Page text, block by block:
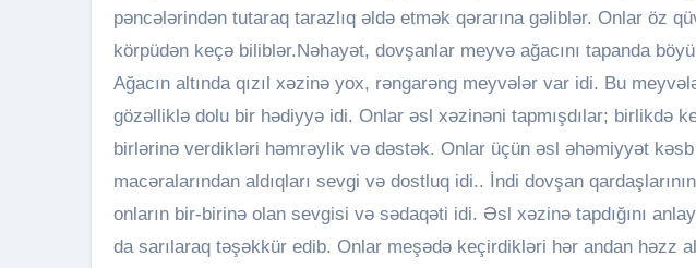
pəncələrindən tutaraq tarazlıq əldə etmək qərarına gəliblər. Onlar öz
körpüdən keçə biliblər.Nəhayət, dovşanlar meyvə ağacını tapanda
Ağacın altında qızıl xəzinə yox, rəngarəng meyvələr var idi. Bu
gözəlliklə dolu bir hədiyyə idi. Onlar əsl xəzinəni tapmışdılar; birlikdə
birlərinə verdikləri həmrəylik və dəstək. Onlar üçün əsl əhəmiyyət
macəralarından aldıqları sevgi və dostluq idi.. İndi dovşan
onların bir-birinə olan sevgisi və sədaqəti idi. Əsl xəzinə tapdığını
da sarılaraq təşəkkür edib. Onlar meşədə keçirdikləri hər andan həzz